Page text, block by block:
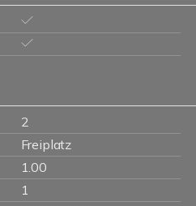
2
Freiplatz
1.00
1